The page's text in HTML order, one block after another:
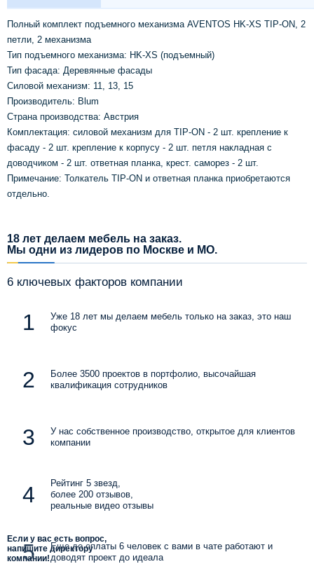
Полный комплект подъемного механизма AVENTOS HK-XS TIP-ON, 2
петли, 2 механизма
Тип подъемного механизма: HK-XS (подъемный)
Тип фасада: Деревянные фасады
Силовой механизм: 11, 13, 15
Производитель: Blum
Страна производства: Австрия
Комплектация: силовой механизм для TIP-ON - 2 шт. крепление к
фасаду - 2 шт. крепление к корпусу - 2 шт. петля накладная с
доводчиком - 2 шт. ответная планка, крест. саморез - 2 шт.
Примечание: Толкатель TIP-ON и ответная планка приобретаются
отдельно.
18 лет делаем мебель на заказ.
Мы одни из лидеров по Москве и МО.
6 ключевых факторов компании
Уже 18 лет мы делаем мебель только на заказ, это наш
фокус
Более 3500 проектов в портфолио, высочайшая
квалификация сотрудников
У нас собственное производство, открытое для клиентов
компании
Рейтинг 5 звезд,
более 200 отзывов,
реальные видео отзывы
Еще до оплаты 6 человек с вами в чате работают и
доводят проект до идеала
Если у вас есть вопрос,
напишите директору
компании!